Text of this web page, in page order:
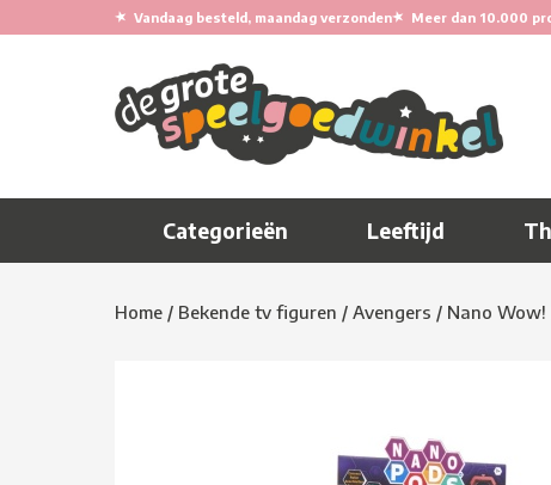
★ Vandaag besteld, maandag verzonden★ Meer dan 10.000
Categorieën Leeftijd
Home / Bekende tv figuren / Avengers / Nano Wow!